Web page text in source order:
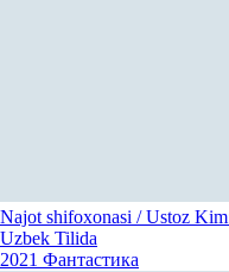
Najot shifoxonasi / Ustoz
Uzbek Tilida
2021 Фантастика